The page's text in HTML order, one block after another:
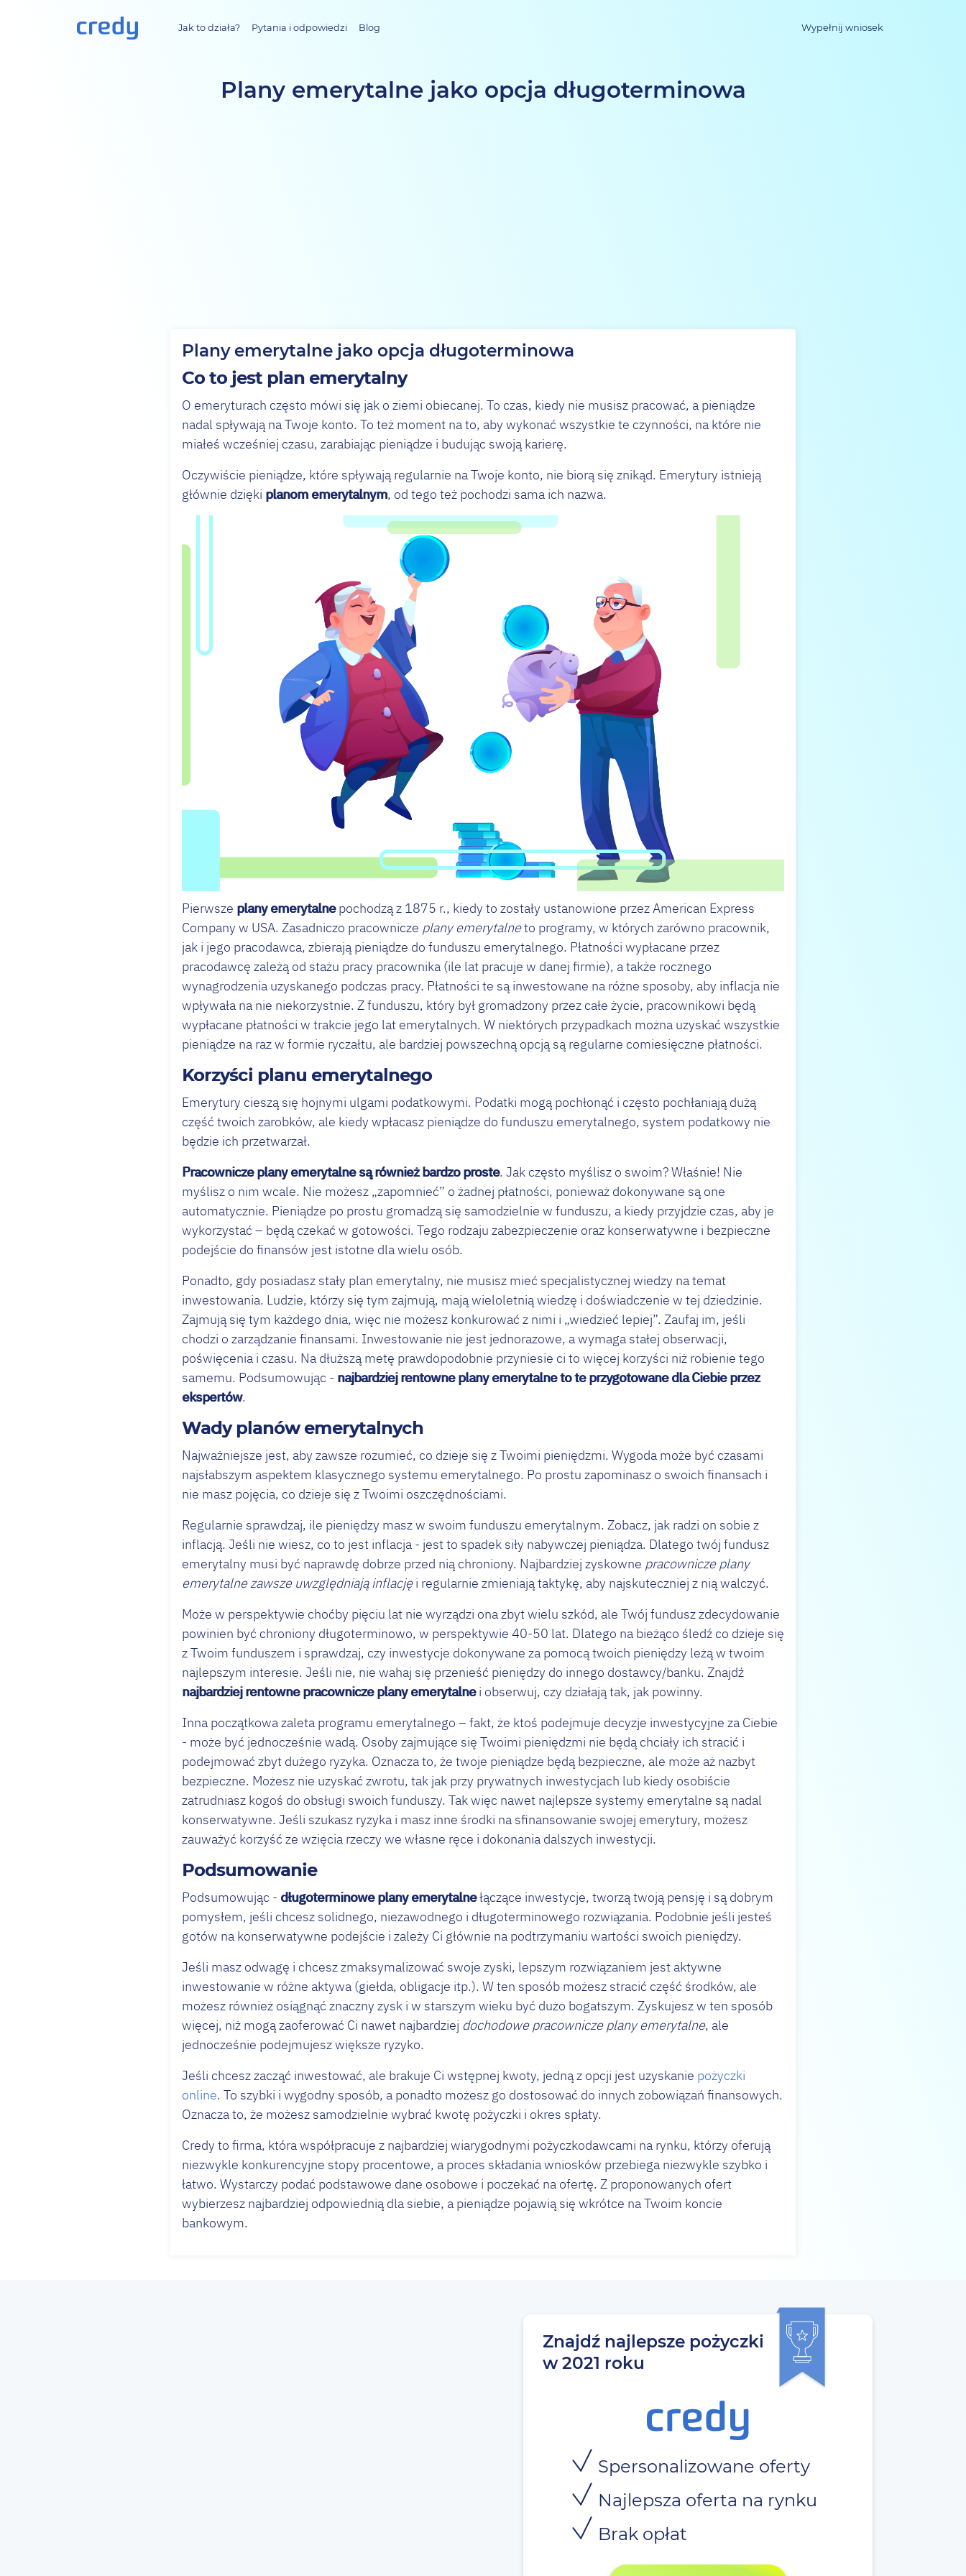
Jak to działa? Pytania i odpowiedzi Blog Wypełnij wniosek
Plany emerytalne jako opcja długoterminowa
Plany emerytalne jako opcja długoterminowa
Co to jest plan emerytalny
O emeryturach często mówi się jak o ziemi obiecanej. To czas, kiedy nie musisz pracować, a pieniądze
nadal spływają na Twoje konto. To też moment na to, aby wykonać wszystkie te czynności, na które nie
miałeś wcześniej czasu, zarabiając pieniądze i budując swoją karierę.
Oczywiście pieniądze, które spływają regularnie na Twoje konto, nie biorą się znikąd. Emerytury istnieją
głównie dzięki planom emerytalnym, od tego też pochodzi sama ich nazwa.
Pierwsze plany emerytalnepochodzą z 1875 r., kiedy to zostały ustanowione przez American Express
Company w USA. Zasadniczo pracownicze plany emerytalneto programy, w których zarówno pracownik,
jak i jego pracodawca, zbierają pieniądze do funduszu emerytalnego. Płatności wypłacane przez
pracodawcę zależą od stażu pracy pracownika (ile lat pracuje w danej firmie), a także rocznego
wynagrodzenia uzyskanego podczas pracy. Płatności te są inwestowane na różne sposoby, aby inflacja nie
wpływała na nie niekorzystnie. Z funduszu, który był gromadzony przez całe życie, pracownikowi będą
wypłacane płatności w trakcie jego lat emerytalnych. W niektórych przypadkach można uzyskać wszystkie
pieniądze na raz w formie ryczałtu, ale bardziej powszechną opcją są regularne comiesięczne płatności.
Korzyści planu emerytalnego
Emerytury cieszą się hojnymi ulgami podatkowymi. Podatki mogą pochłonąć i często pochłaniają dużą
część twoich zarobków, ale kiedy wpłacasz pieniądze do funduszu emerytalnego, system podatkowy nie
będzie ich przetwarzał.
Pracownicze plany emerytalne są również bardzo proste. Jak często myślisz o swoim? Właśnie! Nie
myślisz o nim wcale. Nie możesz „zapomnieć” o żadnej płatności, ponieważ dokonywane są one
automatycznie. Pieniądze po prostu gromadzą się samodzielnie w funduszu, a kiedy przyjdzie czas, aby je
wykorzystać – będą czekać w gotowości. Tego rodzaju zabezpieczenie oraz konserwatywne i bezpieczne
podejście do finansów jest istotne dla wielu osób.
Ponadto, gdy posiadasz stały plan emerytalny, nie musisz mieć specjalistycznej wiedzy na temat
inwestowania. Ludzie, którzy się tym zajmują, mają wieloletnią wiedzę i doświadczenie w tej dziedzinie.
Zajmują się tym każdego dnia, więc nie możesz konkurować z nimi i „wiedzieć lepiej”. Zaufaj im, jeśli
chodzi o zarządzanie finansami. Inwestowanie nie jest jednorazowe, a wymaga stałej obserwacji,
poświęcenia i czasu. Na dłuższą metę prawdopodobnie przyniesie ci to więcej korzyści niż robienie tego
samemu. Podsumowując - najbardziej rentowne plany emerytalne to te przygotowane dla Ciebie przez
ekspertów.
Wady planów emerytalnych
Najważniejsze jest, aby zawsze rozumieć, co dzieje się z Twoimi pieniędzmi. Wygoda może być czasami
najsłabszym aspektem klasycznego systemu emerytalnego. Po prostu zapominasz o swoich finansach i
nie masz pojęcia, co dzieje się z Twoimi oszczędnościami.
Regularnie sprawdzaj, ile pieniędzy masz w swoim funduszu emerytalnym. Zobacz, jak radzi on sobie z
inflacją. Jeśli nie wiesz, co to jest inflacja - jest to spadek siły nabywczej pieniądza. Dlatego twój fundusz
emerytalny musi być naprawdę dobrze przed nią chroniony. Najbardziej zyskowne pracownicze plany
emerytalne zawsze uwzględniają inflacjęi regularnie zmieniają taktykę, aby najskuteczniej z nią walczyć.
Może w perspektywie choćby pięciu lat nie wyrządzi ona zbyt wielu szkód, ale Twój fundusz zdecydowanie
powinien być chroniony długoterminowo, w perspektywie 40-50 lat. Dlatego na bieżąco śledź co dzieje się
z Twoim funduszem i sprawdzaj, czy inwestycje dokonywane za pomocą twoich pieniędzy leżą w twoim
najlepszym interesie. Jeśli nie, nie wahaj się przenieść pieniędzy do innego dostawcy/banku. Znajdź
najbardziej rentowne pracownicze plany emerytalnei obserwuj, czy działają tak, jak powinny.
Inna początkowa zaleta programu emerytalnego – fakt, że ktoś podejmuje decyzje inwestycyjne za Ciebie
- może być jednocześnie wadą. Osoby zajmujące się Twoimi pieniędzmi nie będą chciały ich stracić i
podejmować zbyt dużego ryzyka. Oznacza to, że twoje pieniądze będą bezpieczne, ale może aż nazbyt
bezpieczne. Możesz nie uzyskać zwrotu, tak jak przy prywatnych inwestycjach lub kiedy osobiście
zatrudniasz kogoś do obsługi swoich funduszy. Tak więc nawet najlepsze systemy emerytalne są nadal
konserwatywne. Jeśli szukasz ryzyka i masz inne środki na sfinansowanie swojej emerytury, możesz
zauważyć korzyść ze wzięcia rzeczy we własne ręce i dokonania dalszych inwestycji.
Podsumowanie
Podsumowując - długoterminowe plany emerytalnełączące inwestycje, tworzą twoją pensję i są dobrym
pomysłem, jeśli chcesz solidnego, niezawodnego i długoterminowego rozwiązania. Podobnie jeśli jesteś
gotów na konserwatywne podejście i zależy Ci głównie na podtrzymaniu wartości swoich pieniędzy.
Jeśli masz odwagę i chcesz zmaksymalizować swoje zyski, lepszym rozwiązaniem jest aktywne
inwestowanie w różne aktywa (giełda, obligacje itp.). W ten sposób możesz stracić część środków, ale
możesz również osiągnąć znaczny zysk i w starszym wieku być dużo bogatszym. Zyskujesz w ten sposób
więcej, niż mogą zaoferować Ci nawet najbardziej dochodowe pracownicze plany emerytalne, ale
jednocześnie podejmujesz większe ryzyko.
Jeśli chcesz zacząć inwestować, ale brakuje Ci wstępnej kwoty, jedną z opcji jest uzyskanie pożyczki
online. To szybki i wygodny sposób, a ponadto możesz go dostosować do innych zobowiązań finansowych.
Oznacza to, że możesz samodzielnie wybrać kwotę pożyczki i okres spłaty.
Credy to firma, która współpracuje z najbardziej wiarygodnymi pożyczkodawcami na rynku, którzy oferują
niezwykle konkurencyjne stopy procentowe, a proces składania wniosków przebiega niezwykle szybko i
łatwo. Wystarczy podać podstawowe dane osobowe i poczekać na ofertę. Z proponowanych ofert
wybierzesz najbardziej odpowiednią dla siebie, a pieniądze pojawią się wkrótce na Twoim koncie
bankowym.
Znajdź najlepsze pożyczki
w 2021 roku
Spersonalizowane oferty
Najlepsza oferta na rynku
Brak opłat